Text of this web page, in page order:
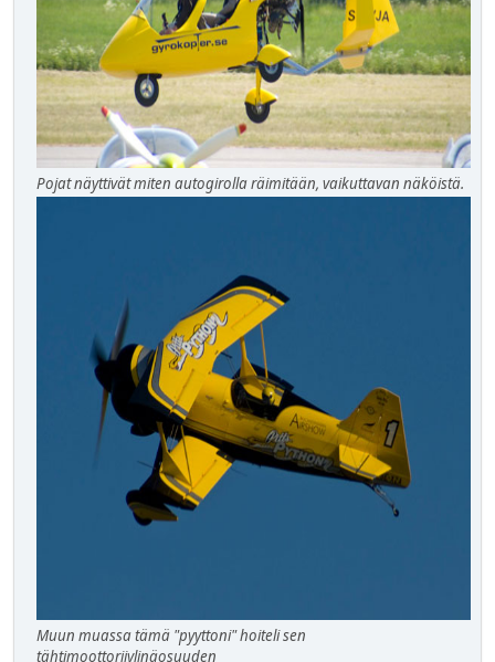
Pojat näyttivät miten autogirolla räimitään, vaikuttavan näköistä.
Muun muassa tämä "pyyttoni" hoiteli sen
tähtimoottorijylinäosuuden